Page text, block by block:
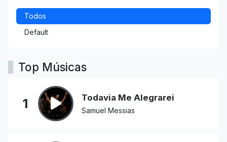
Todos
Default
Top Músicas
1 Todavia Me Alegrarei
Samuel Messias